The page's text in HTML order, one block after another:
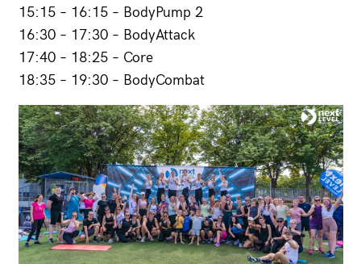
15:15 – 16:15 – BodyPump 2
16:30 – 17:30 – BodyAttack
17:40 – 18:25 – Core
18:35 – 19:30 – BodyCombat